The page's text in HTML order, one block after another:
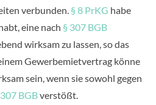
verbunden. § 8 PrKG habe
eine nach § 307 BGB
wirksam zu lassen, so das
Gewerbemietvertrag könne
sein, wenn sie sowohl gegen
BGBverstößt.